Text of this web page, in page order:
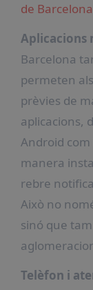
de Barcelona
Aplicacions
Barcelona
permeten
prèvies de
aplicacions,
Android
manera
rebre
Això no
sinó que
Telèfon i